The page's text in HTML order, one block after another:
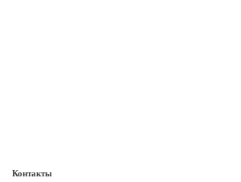
Контакты